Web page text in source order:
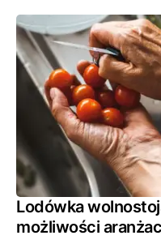
Lodówka
możliwości